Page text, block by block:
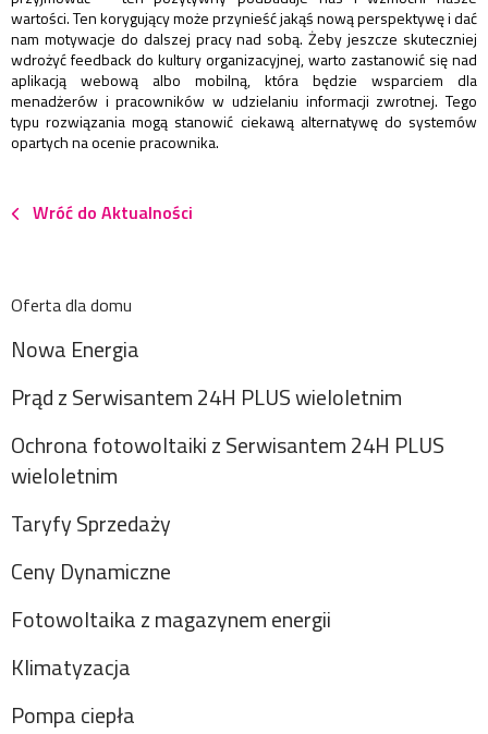
wartości. Ten korygujący może przynieść jakąś nową perspektywę i dać
nam motywacje do dalszej pracy nad sobą. Żeby jeszcze skuteczniej
wdrożyć feedback do kultury organizacyjnej, warto zastanowić się nad
aplikacją webową albo mobilną, która będzie wsparciem dla
menadżerów i pracowników w udzielaniu informacji zwrotnej. Tego
typu rozwiązania mogą stanowić ciekawą alternatywę do systemów
opartych na ocenie pracownika.
Wróć do Aktualności
Oferta dla domu
Nowa Energia
Prąd z Serwisantem 24H PLUS wieloletnim
Ochrona fotowoltaiki z Serwisantem 24H PLUS
wieloletnim
Taryfy Sprzedaży
Ceny Dynamiczne
Fotowoltaika z magazynem energii
Klimatyzacja
Pompa ciepła